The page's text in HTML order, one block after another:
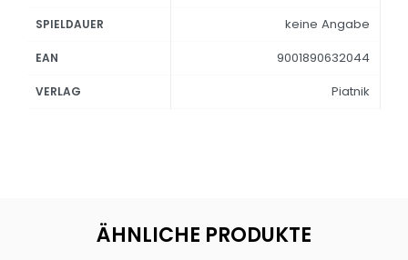
SPIELDAUER keine Angabe
EAN 9001890632044
VERLAG Piatnik
ÄHNLICHE PRODUKTE